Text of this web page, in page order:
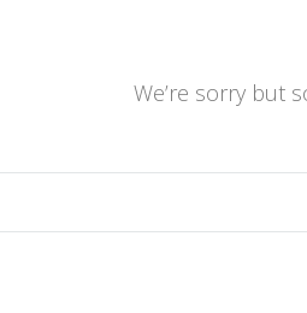
We’re sorry but